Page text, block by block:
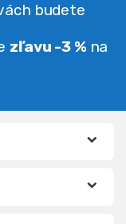
budete
zľavu -3 % na